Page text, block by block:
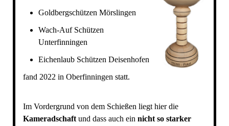
Goldbergschützen Mörslingen
Wach-Auf Schützen
Unterfinningen
Eichenlaub Schützen Deisenhofen
fand 2022 in Oberfinningen statt.
Im Vordergrund von dem Schießen liegt hier die
Kameradschaftund dass auch ein nicht so starker